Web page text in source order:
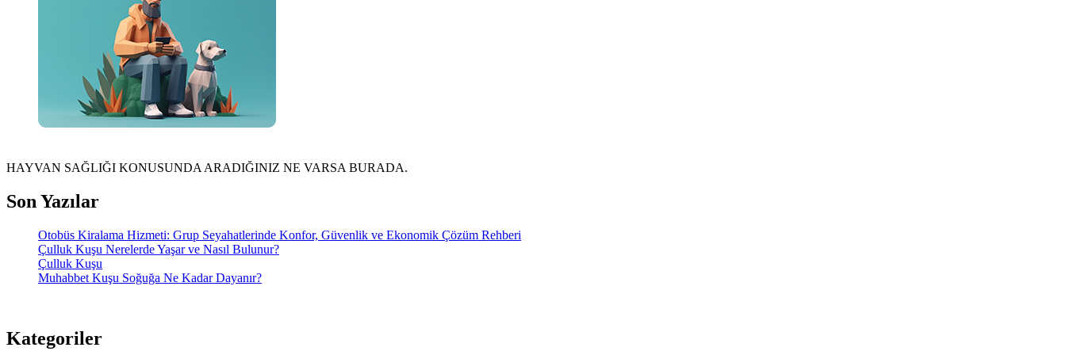
HAYVAN SAĞLIĞI KONUSUNDA ARADIĞINIZ NE VARSA BURADA.
Son Yazılar
Otobüs Kiralama Hizmeti: Grup Seyahatlerinde Konfor, Güvenlik ve Ekonomik Çözüm Rehberi
Çulluk Kuşu Nerelerde Yaşar ve Nasıl Bulunur?
Çulluk Kuşu
Muhabbet Kuşu Soğuğa Ne Kadar Dayanır?
Kategoriler